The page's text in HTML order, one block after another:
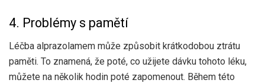
4. Problémy s pamětí
Léčba alprazolamem může způsobit krátkodobou ztrátu
paměti. To znamená, že poté, co užijete dávku tohoto léku,
můžete na několik hodin poté zapomenout. Během této